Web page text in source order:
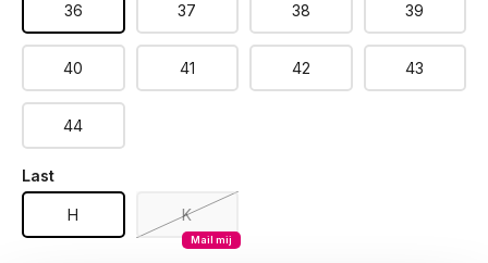
36 37 38 39
40 41 42 43
44
Last
H
Mail mij
K